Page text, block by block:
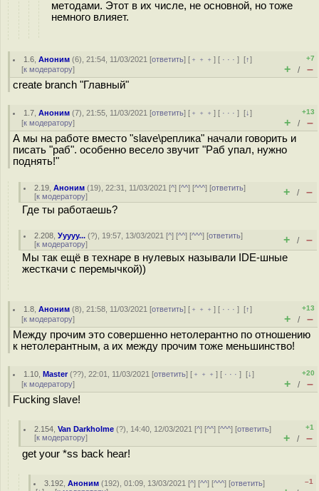
методами. Этот в их числе, не основной, но тоже
немного влияет.
1.6 ,Аноним (6), 21:54, 11/03/2021 [ответить] [ ﹢﹢﹢] [ · · ·][↑]
[к модератору]
+7
+ / –
create branch "Главный"
1.7 ,Аноним (7), 21:55, 11/03/2021 [ответить] [ ﹢﹢﹢] [ · · ·][↓]
[к модератору]
+13
+ / –
А мы на работе вместо "slave\реплика" начали говорить и
писать "раб". особенно весело звучит "Раб упал, нужно
поднять!"
2.19 ,Аноним (19), 22:31, 11/03/2021 [^] [^^] [^^^] [ответить]
[к модератору] + / –
Где ты работаешь?
2.208 ,Ууууу... (?), 19:57, 13/03/2021 [^] [^^] [^^^] [ответить]
[к модератору] + / –
Мы так ещё в технаре в нулевых называли IDE-шные
жесткачи с перемычкой))
1.8 ,Аноним (8), 21:58, 11/03/2021 [ответить] [ ﹢﹢﹢] [ · · ·][↑]
[к модератору]
+13
+ / –
Между прочим это совершенно нетолерантно по отношению
к нетолерантным, а их между прочим тоже меньшинство!
1.10 ,Master(??), 22:01, 11/03/2021 [ответить] [ ﹢﹢﹢] [ · · ·][↓]
[к модератору]
+20
+ / –
Fucking slave!
2.154 ,Van Darkholme (?), 14:40, 12/03/2021 [^] [^^] [^^^] [ответить]
[к модератору]
+1
+ / –
get your *ss back hear!
3.192 ,Аноним (192), 01:09, 13/03/2021 [^] [^^] [^^^] [ответить]
–1